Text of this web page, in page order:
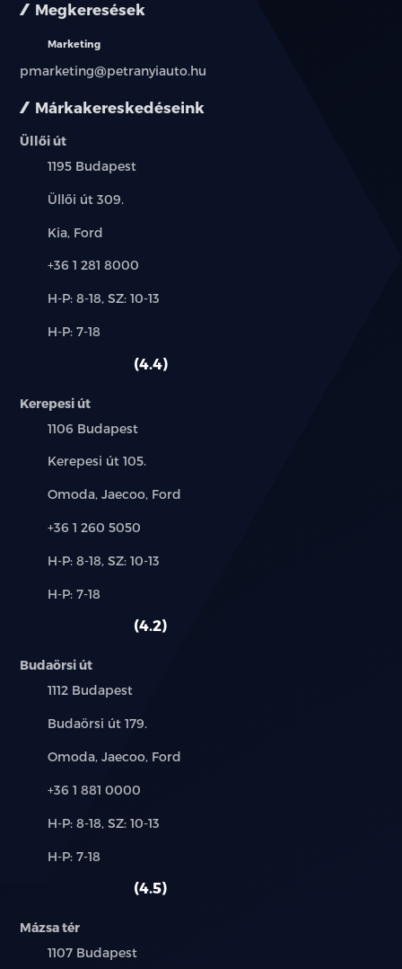
Márkakereskedéseink
Üllői út
Település:
1195 Budapest
Cím:
Üllői út 309.
Márkák:
Kia, Ford
Telefon:
+36 1 281 8000
Új-
használt
H-P: 8-18, SZ: 10-13
Alkatrész,
H-P: 7-18
4.4
Kerepesi út
Település:
1106 Budapest
Cím:
Kerepesi út 105.
Márkák:
Omoda, Jaecoo, Ford
Telefon:
+36 1 260 5050
Új-
használt
H-P: 8-18, SZ: 10-13
Alkatrész,
H-P: 7-18
4.2
Budaörsi út
Település:
1112 Budapest
Cím:
Budaörsi út 179.
Márkák:
Omoda, Jaecoo, Ford
Telefon:
+36 1 881 0000
Új-
használt
H-P: 8-18, SZ: 10-13
Alkatrész,
H-P: 7-18
4.5
Mázsa tér
Település:
1107 Budapest
Megkeresések
Marketing
pmarketing@petranyiauto.hu